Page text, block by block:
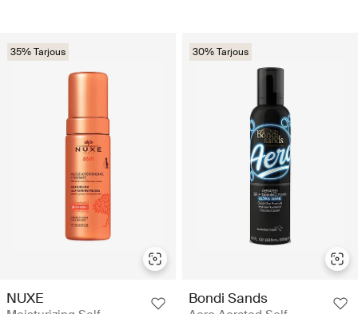
35% Tarjous
NUXE
30% Tarjous
Bondi Sands